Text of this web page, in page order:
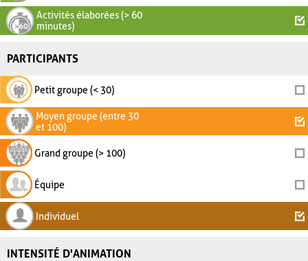
Activités élaborées (> 60
minutes)
PARTICIPANTS
Petit groupe (< 30)
Moyen groupe (entre 30
et 100)
Grand groupe (> 100)
Équipe
Individuel
INTENSITÉ D'ANIMATION